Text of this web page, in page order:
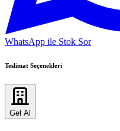
WhatsApp ile Stok Sor
Teslimat Seçenekleri
Gel Al